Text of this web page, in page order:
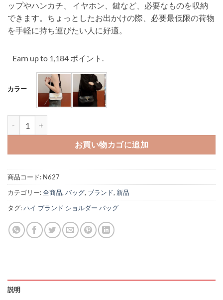
ップやハンカチ、 イヤホン、鍵など、必要なものを収納
できます。ちょっとしたお出かけの際、必要最低限の荷物
を手軽に持ち運びたい人に好適。
Earn up to 1,184 ポイント.
カラー
お買い物カゴに追加
商品コード: N627
カテゴリー:全商品, バッグ, ブランド, 新品
タグ:ハイ ブランド ショルダー バッグ
説明